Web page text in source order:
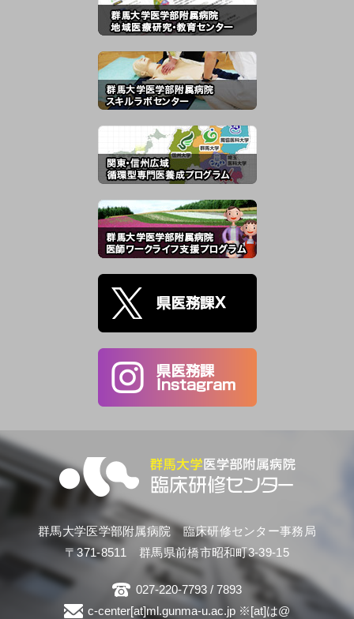
群馬大学医学部附属病院 臨床研修センター事務局
〒371-8511 群馬県前橋市昭和町3-39-15
027-220-7793 / 7893
c-center[at]ml.gunma-u.ac.jp ※[at]は@